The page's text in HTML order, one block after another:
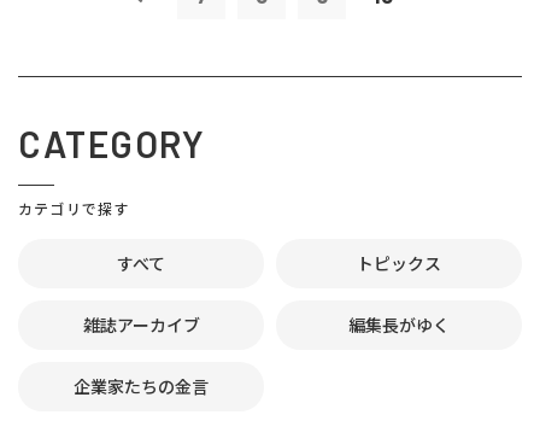
CATEGORY
カテゴリで探す
すべて トピックス
雑誌アーカイブ 編集長がゆく
企業家たちの金言